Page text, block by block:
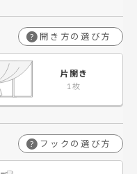
? 開き方の選び方
片開き
? フックの選び方